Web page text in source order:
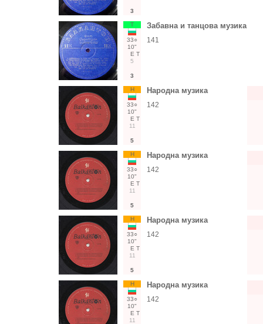
3
Т
33○
10"
Е Т
5
3
Забавна и танцова музика
141
Н
33○
10"
Е Т
11
5
Народна музика
142
Н
33○
10"
Е Т
11
5
Народна музика
142
Н
33○
10"
Е Т
11
5
Народна музика
142
Н
33○
10"
Е Т
11
Народна музика
142